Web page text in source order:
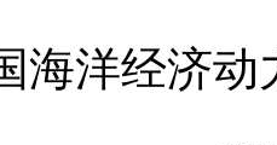
海洋经济动